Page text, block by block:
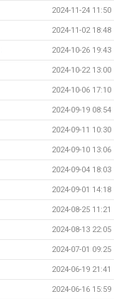
2024-11-24 11:50
2024-11-02 18:48
2024-10-26 19:43
2024-10-22 13:00
2024-10-06 17:10
2024-09-19 08:54
2024-09-11 10:30
2024-09-10 13:06
2024-09-04 18:03
2024-09-01 14:18
2024-08-25 11:21
2024-08-13 22:05
2024-07-01 09:25
2024-06-19 21:41
2024-06-16 15:59